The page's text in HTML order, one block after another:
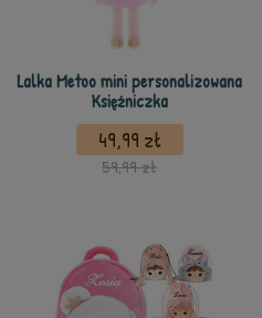
Lalka Metoo mini personalizowana
Księżniczka
49,99 zł
59,99 zł